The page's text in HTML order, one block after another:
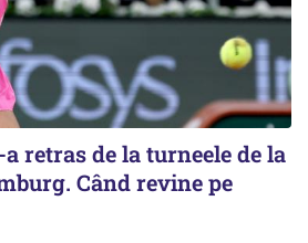
retras de la turneele de la
Când revine pe